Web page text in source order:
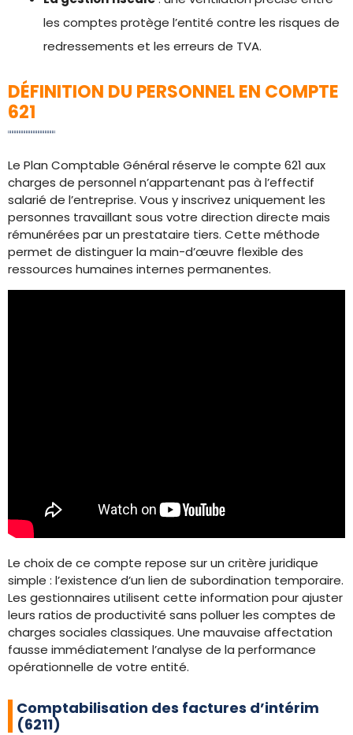
les comptes protège l’entité contre les risques de
redressements et les erreurs de TVA.
DÉFINITION DU PERSONNEL EN COMPTE
621
Le Plan Comptable Général réserve le compte 621 aux
charges de personnel n’appartenant pas à l’effectif
salarié de l’entreprise. Vous y inscrivez uniquement les
personnes travaillant sous votre direction directe mais
rémunérées par un prestataire tiers. Cette méthode
permet de distinguer la main-d’œuvre flexible des
ressources humaines internes permanentes.
Le choix de ce compte repose sur un critère juridique
simple : l’existence d’un lien de subordination temporaire.
Les gestionnaires utilisent cette information pour ajuster
leurs ratios de productivité sans polluer les comptes de
charges sociales classiques. Une mauvaise affectation
fausse immédiatement l’analyse de la performance
opérationnelle de votre entité.
Comptabilisation des factures d’intérim
(6211)